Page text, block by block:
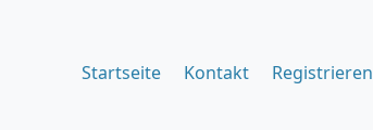
Startseite Kontakt Registrieren